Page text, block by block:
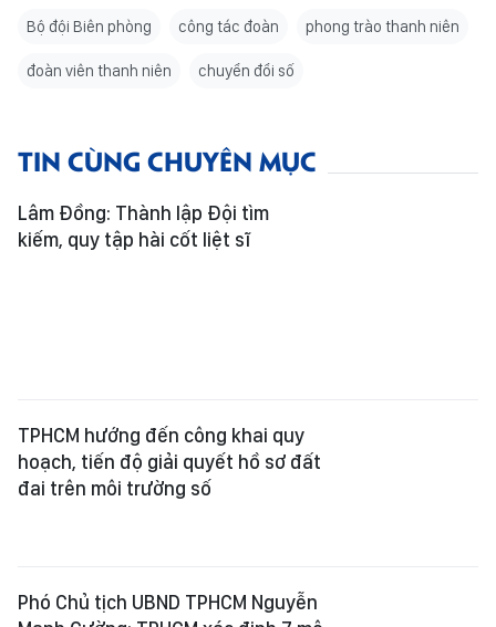
Bộ đội Biên phòng công tác đoàn phong trào thanh niên
đoàn viên thanh niên chuyển đổi số
TIN CÙNG CHUYÊN MỤC
Lâm Đồng: Thành lập Đội tìm
kiếm, quy tập hài cốt liệt sĩ
TPHCM hướng đến công khai quy
hoạch, tiến độ giải quyết hồ sơ đất
đai trên môi trường số
Phó Chủ tịch UBND TPHCM Nguyễn